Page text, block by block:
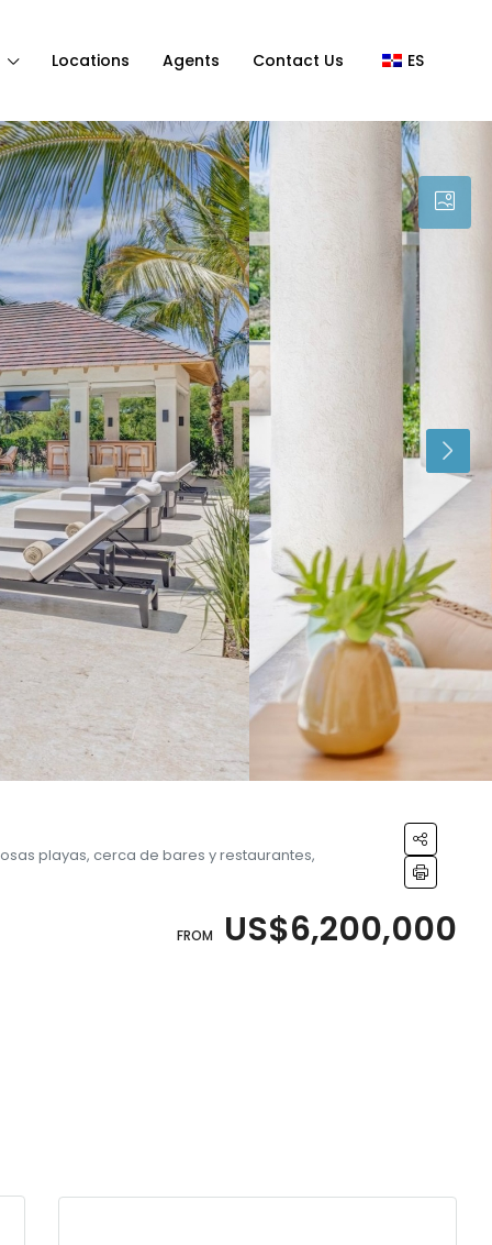
Locations Agents Contact Us ES
playas, cerca de bares y restaurantes,
US$6,200,000